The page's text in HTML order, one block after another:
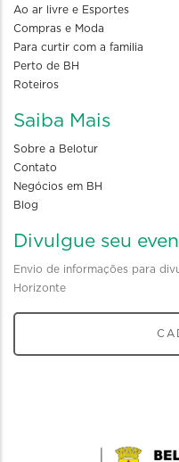
Ao ar livre e Esportes
Compras e Moda
Para curtir com a familia
Perto de BH
Roteiros
Saiba Mais
Sobre a Belotur
Contato
Negócios em BH
Blog
Divulgue seu
Envio de informações para
Horizonte